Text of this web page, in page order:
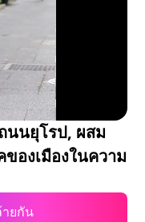
นนยุโรป, ผสม
องเมืองในความ
ยกัน